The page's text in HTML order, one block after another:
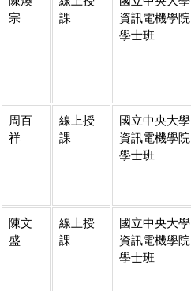
宗
課
資訊電機學院
學士班
周百
祥
線上授
課
國立中央大學
資訊電機學院
學士班
陳文
盛
線上授
課
國立中央大學
資訊電機學院
學士班